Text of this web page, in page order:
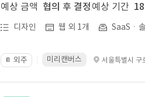
예상 금액 협의 후 결정 예상 기간
디자인 웹 외 1개 SaaSㆍ
📔 외주 미리캔버스 서울특별시 구